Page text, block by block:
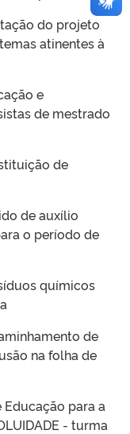
do projeto
atinentes à
e
de mestrado
de
de auxílio
o período de
químicos
de
na folha de
Educação para a
- turma